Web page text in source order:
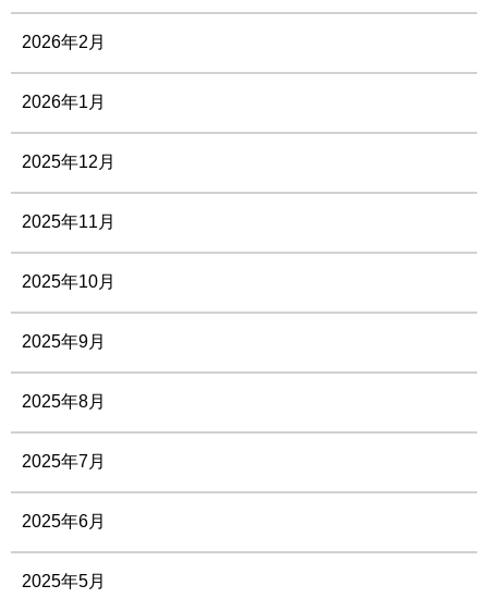
2026年2月
2026年1月
2025年12月
2025年11月
2025年10月
2025年9月
2025年8月
2025年7月
2025年6月
2025年5月